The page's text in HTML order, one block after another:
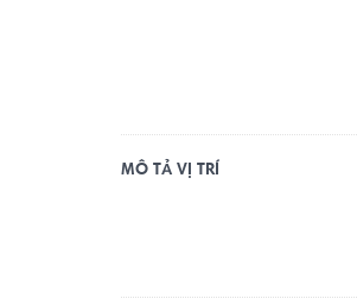
MÔ TẢ VỊ TRÍ